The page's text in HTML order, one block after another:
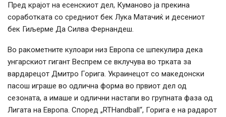
Пред крајот на есенскиот дел, Куманово ја прекина
соработката со средниот бек Лука Матачиќ и десениот
бек Гиљерме Да Силва Фернандеш.
Во ракометните кулоари низ Европа се шпекулира дека
унгарскиот гигант Веспрем се вклучува во трката за
вардарецот Дмитро Горига. Украинецот со македонски
пасош играше во одлична форма во првиот дел од
сезоната, а имаше и одлични настапи во групната фаза од
Лигата на Европа. Според „RTHandball“, Горига е на радарот